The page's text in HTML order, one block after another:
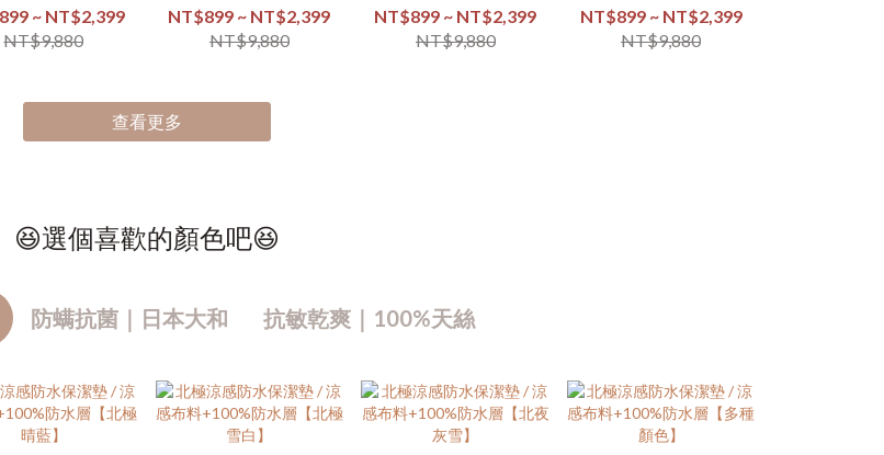
~ NT$2,399
NT$9,880
NT$899 ~ NT$2,399
NT$9,880
NT$899 ~ NT$2,399
NT$9,880
NT$899 ~ NT$2,399
NT$9,880
查看更多
😆選個喜歡的顏色吧😆
防螨抗菌｜日本大和 抗敏乾爽｜100%天絲